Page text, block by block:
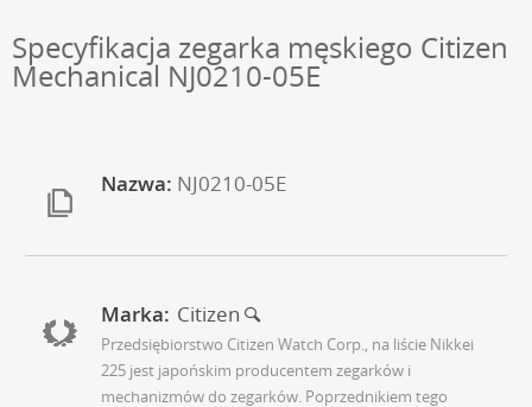
Specyfikacja zegarka męskiego Citizen
Mechanical NJ0210-05E
Nazwa: NJ0210-05E
Marka: Citizen
Przedsiębiorstwo Citizen Watch Corp., na liście Nikkei
225 jest japońskim producentem zegarków i
mechanizmów do zegarków. Poprzednikiem tego